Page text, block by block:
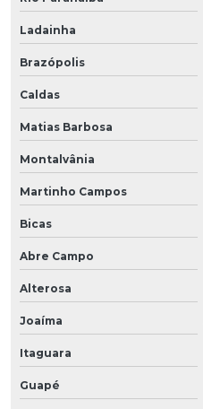
Ladainha
Brazópolis
Caldas
Matias Barbosa
Montalvânia
Martinho Campos
Bicas
Abre Campo
Alterosa
Joaíma
Itaguara
Guapé